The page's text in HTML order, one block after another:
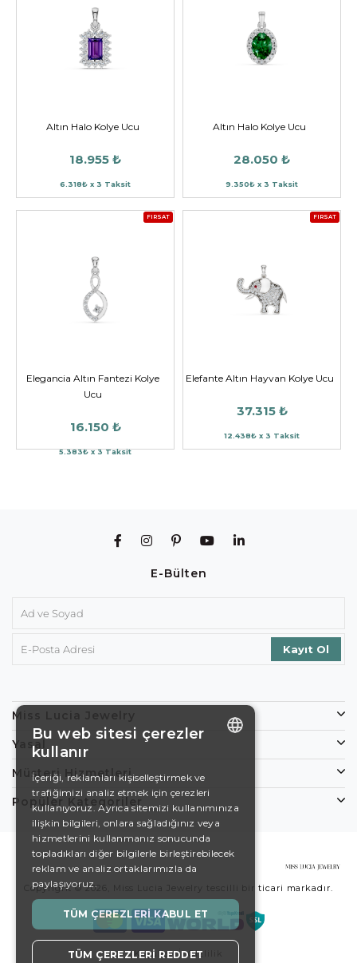
Altın Halo Kolye Ucu
18.955 ₺
6.318₺ x 3 Taksit
Altın Halo Kolye Ucu
28.050 ₺
9.350₺ x 3 Taksit
FIRSAT
Elegancia Altın Fantezi Kolye
Ucu
16.150 ₺
5.383₺ x 3 Taksit
FIRSAT
Elefante Altın Hayvan Kolye Ucu
37.315 ₺
12.438₺ x 3 Taksit
E-Bülten
Miss Lucia Jewelry
Yasal
Müşteri Hizmetleri
Popüler Kategoriler
Copyright © 2026, Miss Lucia Jewelry tescilli bir ticari markadır.
Koşullar Gizlilik
DE
EN
SWEDISH
TURKISH
Bu web sitesi çerezler
kullanır
İçeriği, reklamları kişiselleştirmek ve
trafiğimizi analiz etmek için çerezleri
kullanıyoruz. Ayrıca sitemizi kullanımınıza
ilişkin bilgileri, onlara sağladığınız veya
hizmetlerini kullanmanız sonucunda
topladıkları diğer bilgilerle birleştirebilecek
reklam ve analiz ortaklarımızla da
paylaşıyoruz.
TÜM ÇEREZLERI KABUL ET
TÜM ÇEREZLERI REDDET